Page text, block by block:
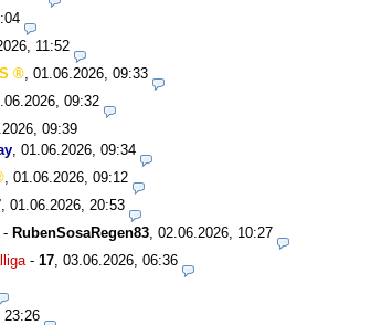
11:52
01.06.2026, 09:33
09:32
09:39
01.06.2026, 09:34
01.06.2026, 09:12
01.06.2026, 20:53
- RubenSosaRegen83 02.06.2026, 10:27
- 17 03.06.2026, 06:36
23:26